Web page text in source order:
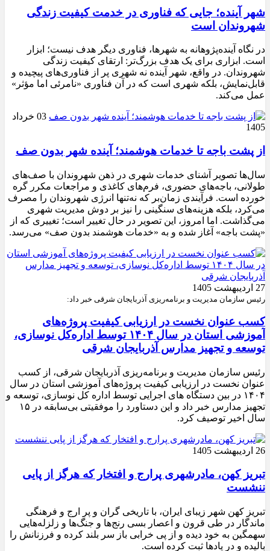
شهر آینده؛ جایی که فناوری در خدمت کیفیت زندگی
شهروندان است
در نگاه آینده‌پژوهانه به شهرها، فناوری دیگر هدف نیست؛ ابزار
است. ابزاری برای یک هدف بزرگ‌تر: ارتقای کیفیت زندگی
شهروندان. در واقع، شهر آینده نه شهری پر از فناوری‌های پیچیده و
قابل‌نمایش، بلکه شهری است که در آن فناوری «نامرئی اما مؤثر»
عمل می‌کند.
03 خرداد
1405
از پشت باجه تا خدمات هوشمند؛ آینده شهر بدون صف
سال‌ها تصویر آشنای خدمات شهری در ذهن شهروندان با صف‌های
طولانی، باجه‌های حضوری، فرم‌های کاغذی و مراجعات مکرر گره
خورده است. فرآیندی زمان‌بر که نه‌تنها انرژی شهروندان را مصرف
می‌کرد، بلکه هزینه‌های سنگینی را نیز بر دوش مدیریت شهری
می‌گذاشت. اما امروز، این تصویر در حال تغییر است؛ تغییری که از
«پشت باجه» آغاز شده و به «خدمات هوشمند بدون صف» می‌رسد.
27 اردیبهشت 1405
رئیس سازمان مدیریت و برنامه‌ریزی آذربایجان شرقی خبر داد:
کسب عنوان نخست در ارزیابی کیفیت پروژه‌های
آموزشی استان در سال ۱۴۰۴ توسط اداره‌کل نوسازی،
توسعه و تجهیز مدارس آذربایجان شرقی
رئیس سازمان مدیریت و برنامه‌ریزی آذربایجان شرقی، از کسب
عنوان نخست در ارزیابی کیفیت پروژه‌های آموزشی استان در سال
۱۴۰۴ در بین دستگاه های اجرایی توسط اداره کل نوسازی، توسعه و
تجهیز مدارس خبر داد و این دستاورد را موفقیتی بی‌سابقه در ۱۵
سال اخیر توصیف کرد.
26 اردیبهشت 1405
تبریز کهن، مادرشهری پرارج و افتخار که هرگز از پایی
ننشست
تبریز کهن شهر زیبای ایران، با تاریخی گران و پر ارج و فرهنگی
ماندگار در طی قرون و اعصار بسی رنج‌ها و جنگ‌ها و زلزله‌هایی
سهمگین به خود دیده و از پی خرابی باز سر بلند کرده و فرزنانش را
بالیده و در یادها ثبت کرده است.